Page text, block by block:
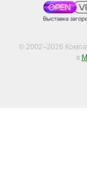
© 2002–2026
в